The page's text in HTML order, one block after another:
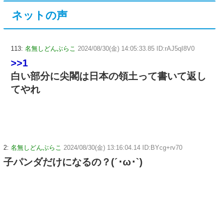
ネットの声
113: 名無しどんぶらこ 2024/08/30(金) 14:05:33.85 ID:rAJ5qI8V0
>>1
白い部分に尖閣は日本の領土って書いて返し
てやれ
2: 名無しどんぶらこ 2024/08/30(金) 13:16:04.14 ID:BYcg+rv70
子パンダだけになるの？(´･ω･`)